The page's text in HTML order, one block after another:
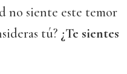
no siente este temor
tú? ¿Te sientes